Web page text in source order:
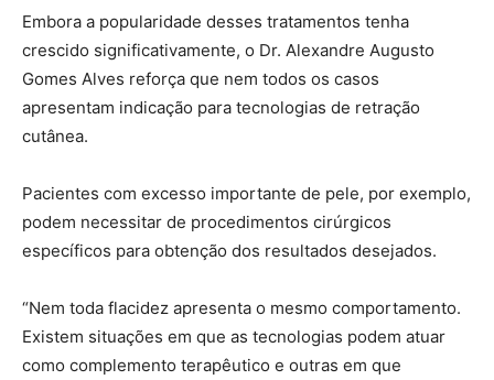
Embora a popularidade desses tratamentos tenha
crescido significativamente, o Dr. Alexandre Augusto
Gomes Alves reforça que nem todos os casos
apresentam indicação para tecnologias de retração
cutânea.
Pacientes com excesso importante de pele, por exemplo,
podem necessitar de procedimentos cirúrgicos
específicos para obtenção dos resultados desejados.
“Nem toda flacidez apresenta o mesmo comportamento.
Existem situações em que as tecnologias podem atuar
como complemento terapêutico e outras em que